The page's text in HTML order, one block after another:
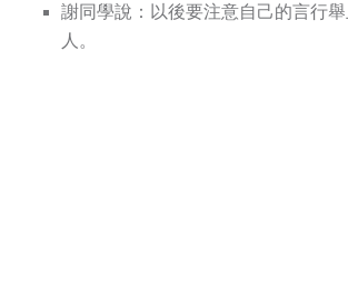
謝同學說：以後要注意自己的言行
人。